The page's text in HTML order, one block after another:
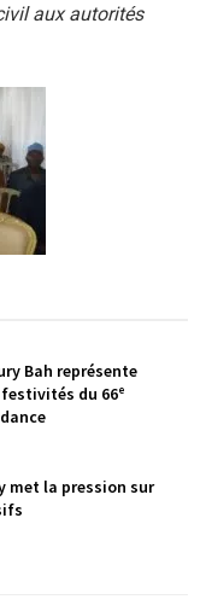
aux autorités
Bah représente
du 66ᵉ
met la pression sur